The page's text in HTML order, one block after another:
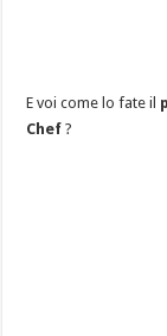
E voi come lo fate il
Chef ?